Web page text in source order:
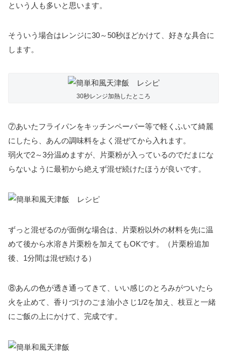
という人も多いと思います。
そういう場合はレンジに30～50秒ほどかけて、好きな具合に
します。
30秒レンジ加熱したところ
⑦あいたフライパンをキッチンペーパー等で軽くふいて綺麗
にしたら、あんの調味料をよく混ぜてから入れます。
弱火で2～3分温めますが、片栗粉が入っているのでだまにな
らないように最初から絶えず混ぜ続けたほうが良いです。
ずっと混ぜるのが面倒な場合は、片栗粉以外の材料を先に温
めて後から水溶き片栗粉を加えてもOKです。（片栗粉追加
後、1分間は混ぜ続ける）
⑧あんの色が透き通ってきて、いい感じのとろみがついたら
火を止めて、香りづけのごま油小さじ1/2を加え、枝豆と一緒
にご飯の上にかけて、完成です。